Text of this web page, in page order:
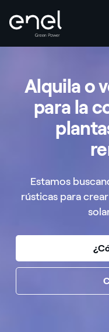
Alquila o
para la
Estamos
rústicas para